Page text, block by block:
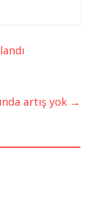
artış yok →